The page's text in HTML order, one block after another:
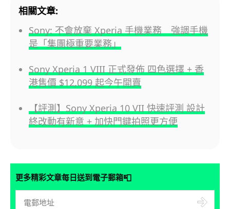
相關文章:
Sony: 不會放棄 Xperia 手機業務 強調手機
是「集團極重要業務」
Sony Xperia 1 VIII 正式發佈 四色選擇 + 香
港售價 $12,099 起今午開賣
【評測】Sony Xperia 10 VII 快速評測 設計
終改動有新意 + 加快門鍵拍照更方便
更多精彩文章每日送到電子郵箱📮